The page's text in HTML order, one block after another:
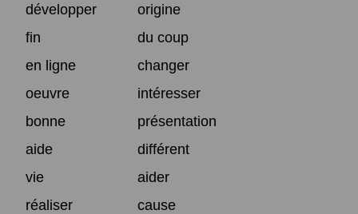
développer
origine
fin
du coup
en ligne
changer
oeuvre
intéresser
bonne
présentation
aide
différent
vie
aider
réaliser
cause